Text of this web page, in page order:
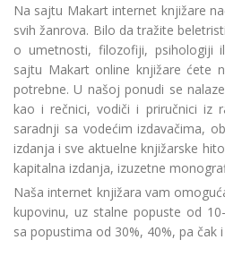
Na sajtu Makart internet knjižare
svih žanrova. Bilo da tražite
o umetnosti, filozofiji, psihologiji
sajtu Makart online knjižare ćete
potrebne. U našoj ponudi se
kao i rečnici, vodiči i priručnici iz
saradnji sa vodećim izdavačima,
izdanja i sve aktuelne knjižarske
kapitalna izdanja, izuzetne
Naša internet knjižara vam
kupovinu, uz stalne popuste od
sa popustima od 30%, 40%, pa čak i